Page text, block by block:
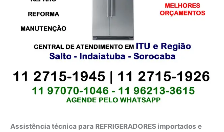
Assistência técnica para REFRIGERADORES importados e